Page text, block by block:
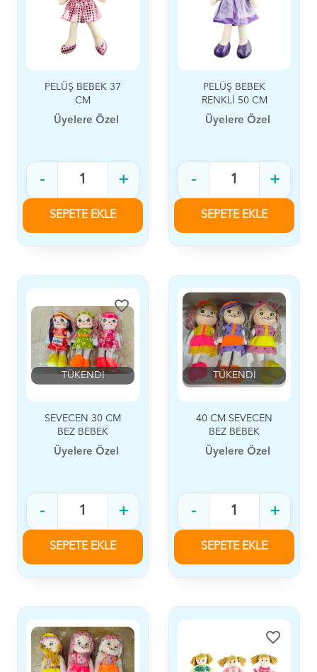
PELÜŞ BEBEK 37
CM
Üyelere Özel
- +
SEPETE EKLE
PELÜŞ BEBEK
RENKLİ 50 CM
Üyelere Özel
- +
SEPETE EKLE
favorite_border
TÜKENDİ
SEVECEN 30 CM
BEZ BEBEK
Üyelere Özel
- +
SEPETE EKLE
favorite_border
TÜKENDİ
40 CM SEVECEN
BEZ BEBEK
Üyelere Özel
- +
SEPETE EKLE
favorite_border favorite_border